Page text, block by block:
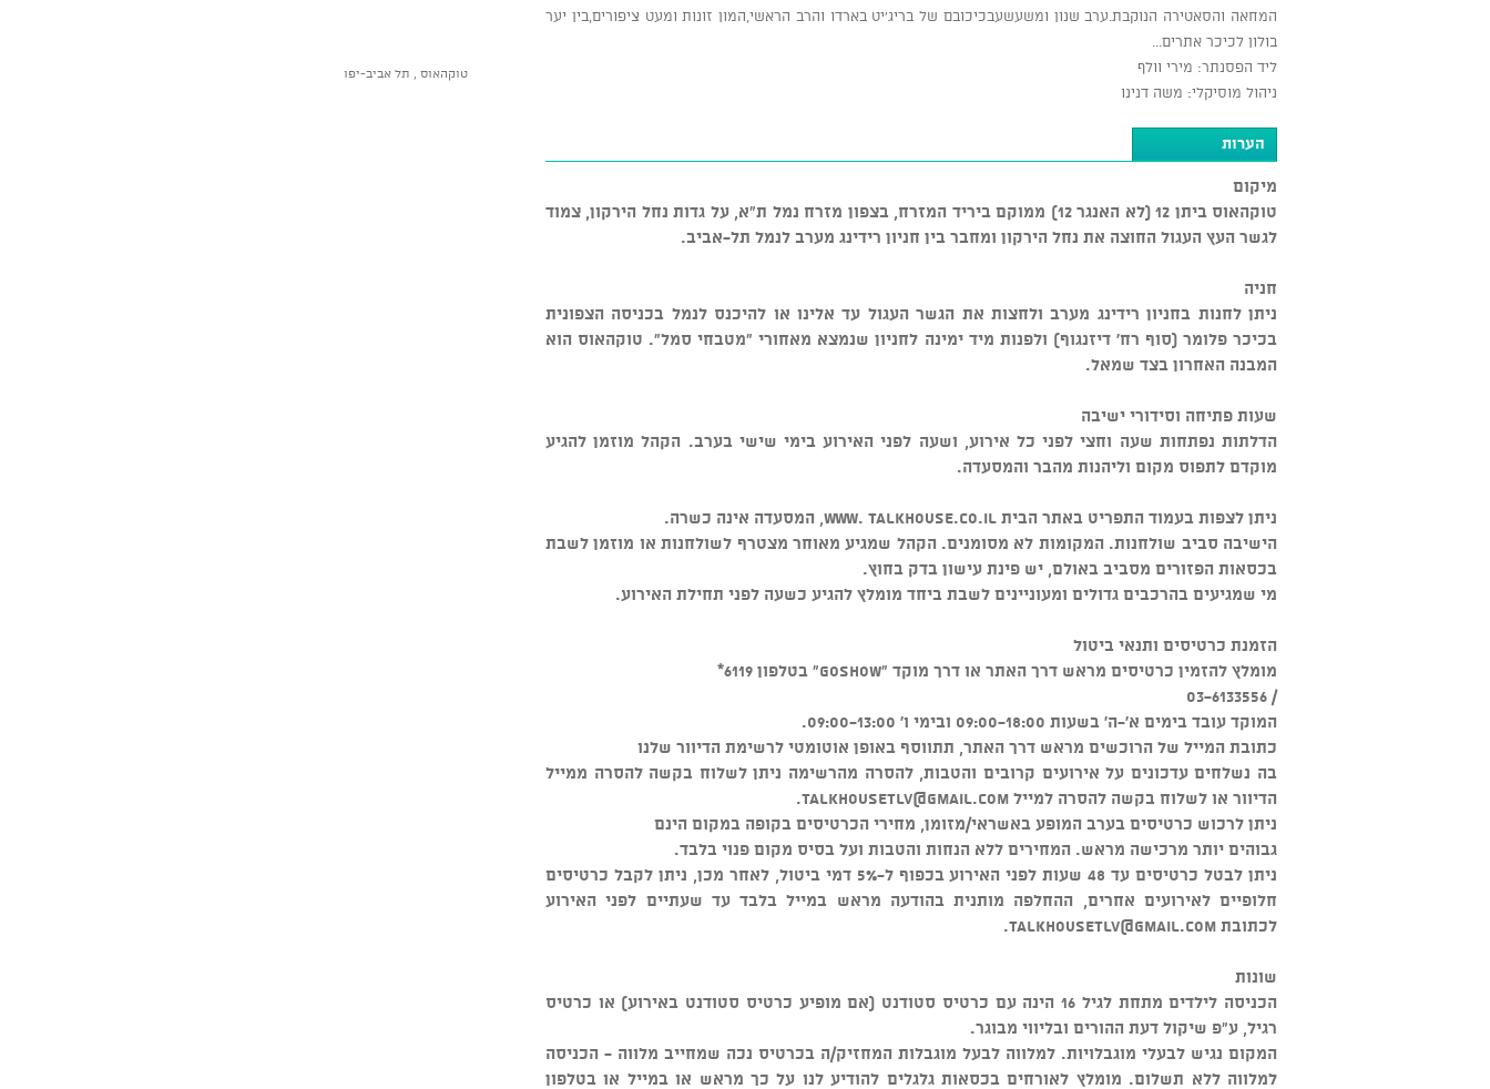
המחאה והסאטירה הנוקבת.ערב שנון ומשעשעבכיכובם של בריג'יט בארדו והרב הראשי,המון זונות ומעט ציפורים,בין יער
בולון לכיכר אתרים...
ליד הפסנתר: מירי וולף
ניהול מוסיקלי: משה דנינו
הערות
מיקום
טוקהאוס ביתן 12 (לא האנגר 12) ממוקם ביריד המזרח, בצפון מזרח נמל ת"א, על גדות נחל הירקון, צמוד
לגשר העץ העגול החוצה את נחל הירקון ומחבר בין חניון רידינג מערב לנמל תל-אביב.
חניה
ניתן לחנות בחניון רידינג מערב ולחצות את הגשר העגול עד אלינו או להיכנס לנמל בכניסה הצפונית
בכיכר פלומר (סוף רח' דיזנגוף) ולפנות מיד ימינה לחניון שנמצא מאחורי "מטבחי סמל". טוקהאוס הוא
המבנה האחרון בצד שמאל.
שעות פתיחה וסידורי ישיבה
הדלתות נפתחות שעה וחצי לפני כל אירוע, ושעה לפני האירוע בימי שישי בערב. הקהל מוזמן להגיע
מוקדם לתפוס מקום וליהנות מהבר והמסעדה.
ניתן לצפות בעמוד התפריט באתר הבית www. talkhouse.co.il, המסעדה אינה כשרה.
הישיבה סביב שולחנות. המקומות לא מסומנים. הקהל שמגיע מאוחר מצטרף לשולחנות או מוזמן לשבת
בכסאות הפזורים מסביב באולם, יש פינת עישון בדק בחוץ.
מי שמגיעים בהרכבים גדולים ומעוניינים לשבת ביחד מומלץ להגיע כשעה לפני תחילת האירוע.
הזמנת כרטיסים ותנאי ביטול
מומלץ להזמין כרטיסים מראש דרך האתר או דרך מוקד "GOSHOW" בטלפון 6119*
/ 03-6133556
המוקד עובד בימים א'-ה' בשעות 09:00-18:00 ובימי ו' 09:00-13:00.
כתובת המייל של הרוכשים מראש דרך האתר, תתווסף באופן אוטומטי לרשימת הדיוור שלנו
בה נשלחים עדכונים על אירועים קרובים והטבות, להסרה מהרשימה ניתן לשלוח בקשה להסרה ממייל
הדיוור או לשלוח בקשה להסרה למייל talkhousetlv@gmail.com
.
ניתן לרכוש כרטיסים בערב המופע באשראי/מזומן, מחירי הכרטיסים בקופה במקום הינם
גבוהים יותר מרכישה מראש. המחירים ללא הנחות והטבות ועל בסיס מקום פנוי בלבד.
ניתן לבטל כרטיסים עד 48 שעות לפני האירוע בכפוף ל-5% דמי ביטול, לאחר מכן, ניתן לקבל כרטיסים
חלופיים לאירועים אחרים, ההחלפה מותנית בהודעה מראש במייל בלבד עד שעתיים לפני האירוע
לכתובת talkhousetlv@gmail.com
.
שונות
הכניסה לילדים מתחת לגיל 16 הינה עם כרטיס סטודנט (אם מופיע כרטיס סטודנט באירוע) או כרטיס
רגיל, ע"פ שיקול דעת ההורים ובליווי מבוגר.
המקום נגיש לבעלי מוגבלויות. למלווה לבעל מוגבלות המחזיק/ה בכרטיס נכה שמחייב מלווה - הכניסה
למלווה ללא תשלום. מומלץ לאורחים בכסאות גלגלים להודיע לנו על כך מראש או במייל או בטלפון
טוקהאוס , תל אביב-יפו